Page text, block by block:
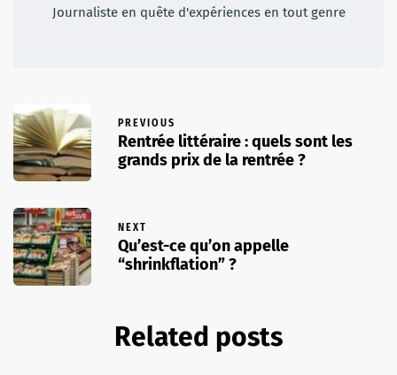
Journaliste en quête d'expériences en tout genre
PREVIOUS
Rentrée littéraire : quels sont les
grands prix de la rentrée ?
NEXT
Qu’est-ce qu’on appelle
“shrinkflation” ?
Related posts